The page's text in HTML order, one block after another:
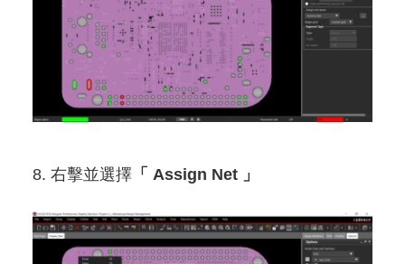
8. 右擊並選擇「 Assign Net 」